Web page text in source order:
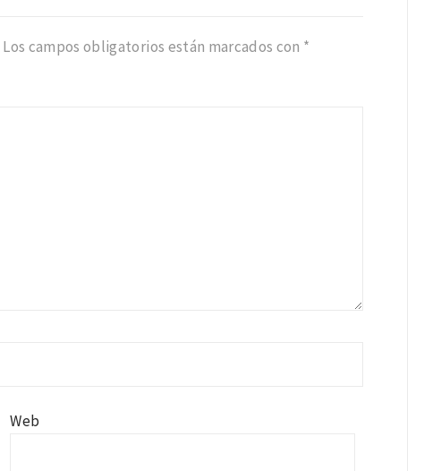
Los campos obligatorios están marcados con *
Web